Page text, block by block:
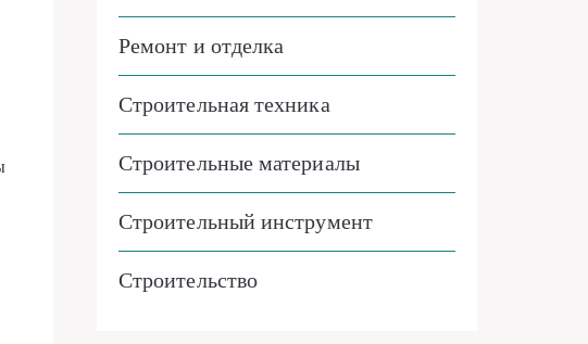
Ремонт и отделка
Строительная техника
Строительные материалы
Строительный инструмент
Строительство